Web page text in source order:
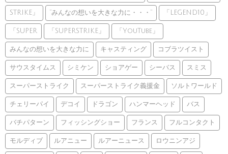
STRIKE」 ”みんなの想いを大きな力に・・・” 「LEGEND10」
「SUPER 「SUPERSTRIKE」 「YouTube」
みんなの想いを大きな力に キャスティング コブラツイスト
サウスタイムス シミケン ショアゲー シーバス スミス
スーパーストライク スーパーストライク義援金 ソルトワールド
チェリーパイ デコイ ドラゴン ハンマーヘッド バス
バチパターン フィッシングショー フランス フルコンタクト
モルディブ ルアニュー ルアーニュース ロウニンアジ